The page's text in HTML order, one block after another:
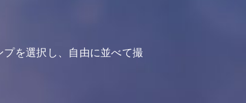
を選択し、自由に並べて撮